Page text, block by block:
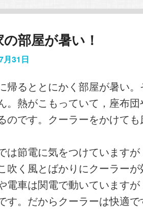
部屋が暑い！
月31日
帰るととにかく部屋が暑い
。熱がこもっていて，座布
のです。クーラーをかけて
は節電に気をつけています
吹く風とばかりにクーラー
電車は関電で動いています
す。だからクーラーは快適